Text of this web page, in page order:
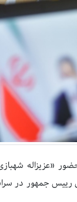
«عزیزاله
جمهور در